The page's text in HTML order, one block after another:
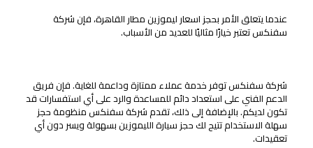
عندما يتعلق الأمر بحجز اسعار ليموزين مطار القاهرة، فإن شركة
سفنكس تعتبر خيارًا مثاليًا للعديد من الأسباب.
شركة سفنكس توفر خدمة عملاء ممتازة وداعمة للغاية. فإن فريق
الدعم الفني على استعداد دائم للمساعدة والرد على أي استفسارات قد
تكون لديكم. بالإضافة إلى ذلك، تقدم شركة سفنكس منظومة حجز
سهلة الاستخدام تتيح لك حجز سيارة الليموزين بسهولة ويسر دون أي
تعقيدات.